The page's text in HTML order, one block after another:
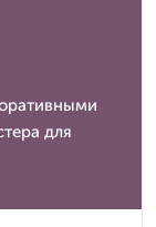
для